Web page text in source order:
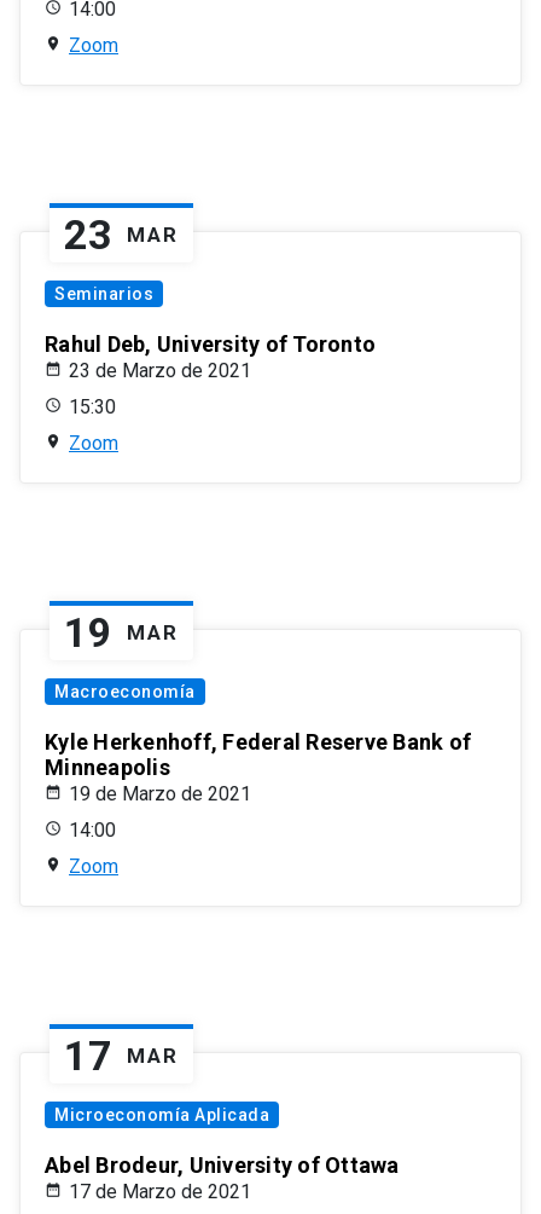
14:00
Zoom
23 MAR
Seminarios
Rahul Deb, University of Toronto
23 de Marzo de 2021
15:30
Zoom
19 MAR
Macroeconomía
Kyle Herkenhoff, Federal Reserve Bank of
Minneapolis
19 de Marzo de 2021
14:00
Zoom
17 MAR
Microeconomía Aplicada
Abel Brodeur, University of Ottawa
17 de Marzo de 2021